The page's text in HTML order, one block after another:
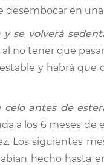
desembocar en
se volverá
no tener que
y habrá
antes de
a los 6 meses
Los siguientes
hecho hasta